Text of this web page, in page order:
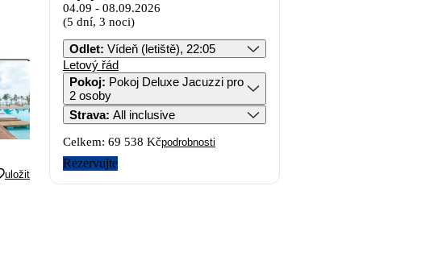
uložit
04.09 - 08.09.2026
(5 dní, 3 noci)
Odlet: Vídeň (letiště), 22:05
Letový řád
Pokoj: Pokoj Deluxe Jacuzzi pro
2 osoby
Strava: All inclusive
Celkem: 69 538 Kčpodrobnosti
Rezervujte